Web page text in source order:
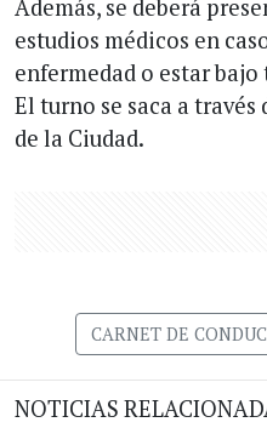
Además, se deberá
estudios médicos en
enfermedad o estar
El turno se saca a
de la Ciudad.
CARNET DE
NOTICIAS